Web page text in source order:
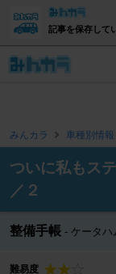
記事を保存して
みんカラ 車種別情報
ついに私もス
／２
整備手帳 ケータハ
難易度